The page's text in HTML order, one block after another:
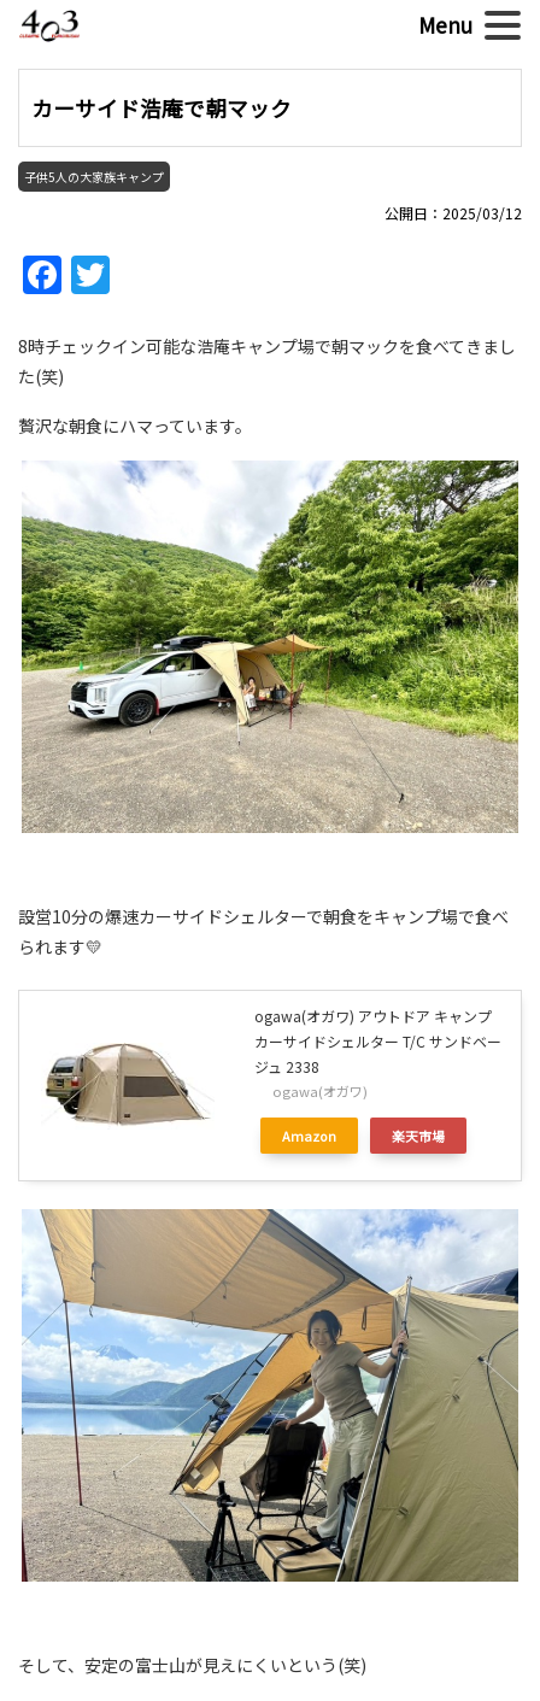
カーサイド浩庵で朝マック
子供5人の大家族キャンプ
公開日：2025/03/12
Facebook
8時チェックイン可能な浩庵キャンプ場で朝マックを食べてきまし
た(笑)
贅沢な朝食にハマっています。
設営10分の爆速カーサイドシェルターで朝食をキャンプ場で食べ
られます💛
ogawa(オガワ) アウトドア キャンプ
カーサイドシェルター T/C サンドベー
ジュ 2338
ogawa(オガワ)
Amazon 楽天市場
そして、安定の富士山が見えにくいという(笑)